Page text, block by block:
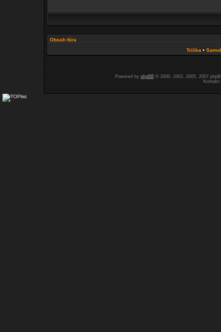
Obsah fóra
Trička •
Powered by phpBB© 2000, 2002, 2005, 2007